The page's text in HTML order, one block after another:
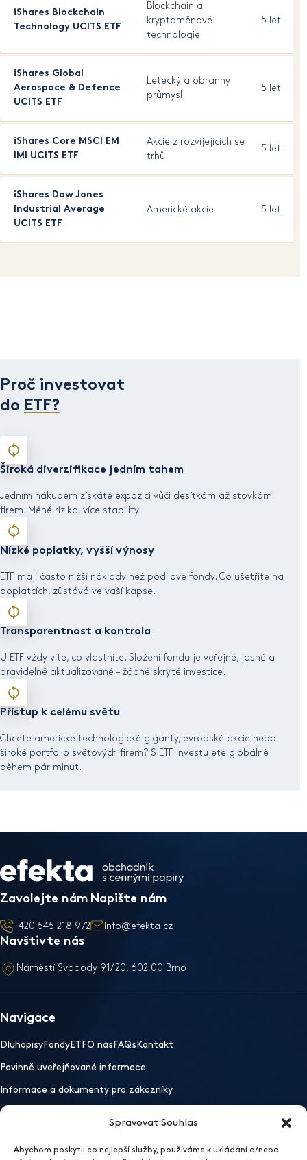
Spravovat Souhlas
Abychom poskytli co nejlepší služby, používáme k ukládání a/nebo
iShares Blockchain
Technology UCITS ETF
Blockchain a
kryptoměnové
technologie
5 let
iShares Global
Aerospace & Defence
UCITS ETF
Letecký a obranný
průmysl
5 let
iShares Core MSCI EM
IMI UCITS ETF
Akcie z rozvíjejících se
trhů
5 let
iShares Dow Jones
Industrial Average
UCITS ETF
Americké akcie 5 let
Proč investovat
do ETF?
Široká diverzifikace jedním tahem
Jedním nákupem získáte expozici vůči desítkám až stovkám
firem. Méně rizika, více stability.
Nízké poplatky, vyšší výnosy
ETF mají často nižší náklady než podílové fondy. Co ušetříte na
poplatcích, zůstává ve vaší kapse.
Transparentnost a kontrola
U ETF vždy víte, co vlastníte. Složení fondu je veřejné, jasné a
pravidelně aktualizované – žádné skryté investice.
Přístup k celému světu
Chcete americké technologické giganty, evropské akcie nebo
široké portfolio světových firem? S ETF investujete globálně
během pár minut.
Zavolejte nám
+420 545 218 972
Napište nám
info@efekta.cz
Navštivte nás
Náměstí Svobody 91/20, 602 00 Brno
Navigace
Dluhopisy Fondy ETFO nás FAQs Kontakt
Povinně uveřejňované informace
Informace a dokumenty pro zákazníky
Mobilní aplikaceOchrana osobních údajůWhistleblowing